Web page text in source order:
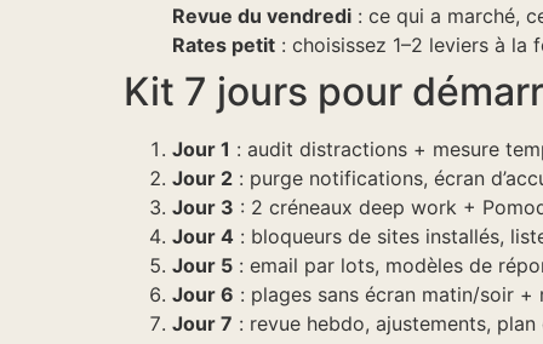
Revue du vendredi : ce qui a marché,
Rates petit : choisissez 1–2 leviers à la
Kit 7 jours pour
Jour 1 : audit distractions + mesure
Jour 2 : purge notifications, écran
Jour 3 : 2 créneaux deep work +
Jour 4 : bloqueurs de sites installés,
Jour 5 : email par lots, modèles de
Jour 6 : plages sans écran matin/soir +
Jour 7 : revue hebdo, ajustements,